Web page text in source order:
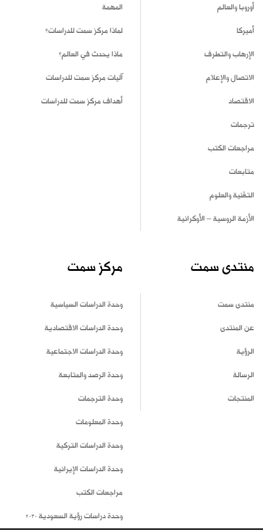
أوروبا والعالم
أميركا
الإرهاب والتطرف
الاتصال والإعلام
الاقتصاد
ترجمات
مراجعات الكتب
متابعات
التقنية والعلوم
الأزمة الروسية – الأوكرانية
المهمة
لماذا مركز سمت للدراسات؟
ماذا يحدث في العالم؟
آليات مركز سمت للدراسات
أهداف مركز سمت للدراسات
منتدى سمت
منتدى سمت
عن المنتدى
الرؤية
الرسالة
المنتجات
مركز سمت
وحدة الدراسات السياسية
وحدة الدراسات الاقتصادية
وحدة الدراسات الاجتماعية
وحدة الرصد والمتابعة
وحدة الترجمات
وحدة المعلومات
وحدة الدراسات التركية
وحدة الدراسات الإيرانية
مراجعات الكتب
وحدة دراسات رؤية السعودية 2030